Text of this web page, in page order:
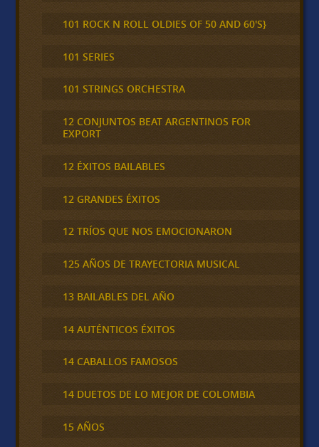
101 ROCK N ROLL OLDIES OF 50 AND 60'S}
101 SERIES
101 STRINGS ORCHESTRA
12 CONJUNTOS BEAT ARGENTINOS FOR
EXPORT
12 ÉXITOS BAILABLES
12 GRANDES ÉXITOS
12 TRÍOS QUE NOS EMOCIONARON
125 AÑOS DE TRAYECTORIA MUSICAL
13 BAILABLES DEL AÑO
14 AUTÉNTICOS ÉXITOS
14 CABALLOS FAMOSOS
14 DUETOS DE LO MEJOR DE COLOMBIA
15 AÑOS